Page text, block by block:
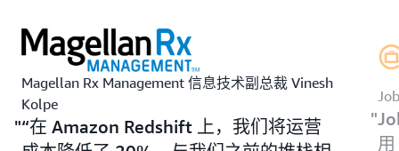
Magellan Rx Management 信息技术副总裁 Vinesh
Kolpe
“在 Amazon Redshift 上，我们将运营